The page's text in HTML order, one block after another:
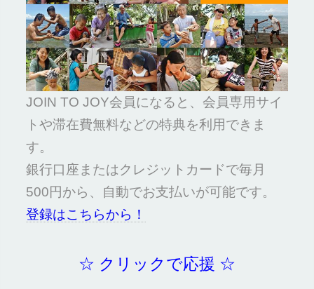
JOIN TO JOY会員になると、会員専用サイ
トや滞在費無料などの特典を利用できま
す。
銀行口座またはクレジットカードで毎月
500円から、自動でお支払いが可能です。
登録はこちらから！
☆ クリックで応援 ☆